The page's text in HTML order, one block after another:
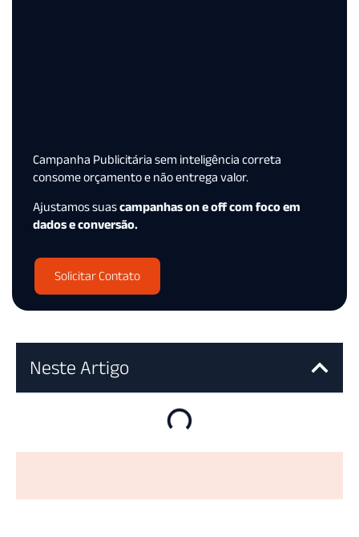
Campanha Publicitária sem inteligência correta
consome orçamento e não entrega valor.
Ajustamos suascampanhas on e off com foco em
dados e conversão.
Solicitar Contato
Neste Artigo